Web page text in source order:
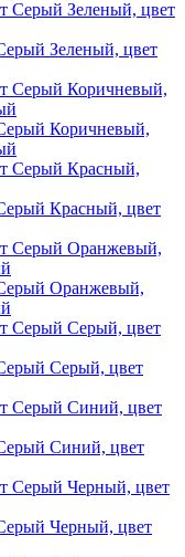
Зеленый, цвет
Коричневый,
Красный, цвет
Оранжевый,
Серый, цвет
Синий, цвет
Черный, цвет